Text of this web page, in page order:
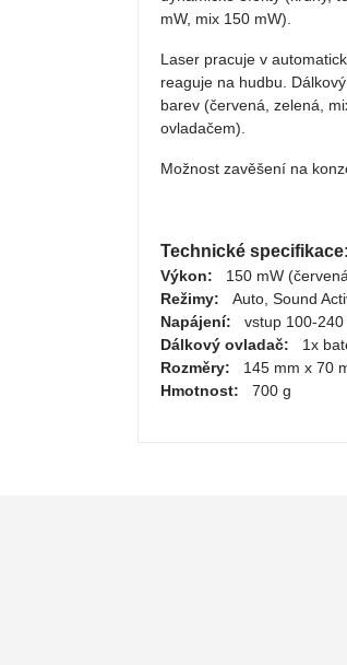
mW, mix 150 mW).
Laser pracuje v
reaguje na hudbu.
barev (červená, zelená,
ovladačem).
Možnost zavěšení na
Technické specifikace:
Výkon: 150 mW
Režimy: Auto, Sound
Napájení: vstup 100-240
Dálkový ovladač: 1x
Rozměry: 145 mm x 70
Hmotnost: 700 g